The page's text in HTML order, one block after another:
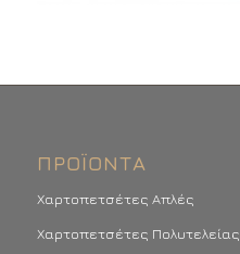
ΠΡΟΪΌΝΤΑ
Χαρτοπετσέτες Απλές
Χαρτοπετσέτες Πολυτελείας